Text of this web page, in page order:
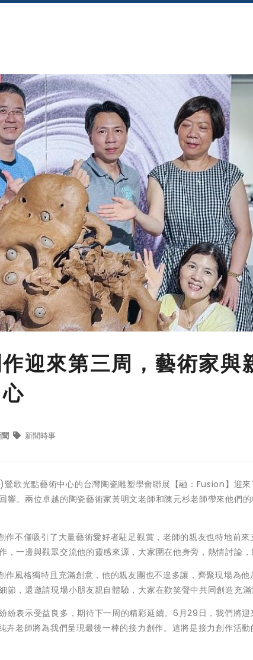
迎來第三周，藝術家與
新聞時事
歌光點藝術中心的台灣陶瓷雕塑學會聯展【融：Fusion】迎來
響。兩位卓越的陶瓷藝術家黃明文老師和陳元杉老師帶來他們
不僅吸引了大量藝術愛好者駐足觀賞，老師的親友也特地前來
，一邊與觀眾交流他的靈感來源，大家圍在他身旁，熱情討論，
風格獨特且充滿創意，他的親友團也不遑多讓，齊聚現場為
，還邀請現場小朋友親自體驗，大家在歡笑聲中共同創造充滿
紛表示受益良多，期待下一周的精彩延續。6月29日，我們將
老師將為我們呈現最後一棒的接力創作。這將是接力創作活